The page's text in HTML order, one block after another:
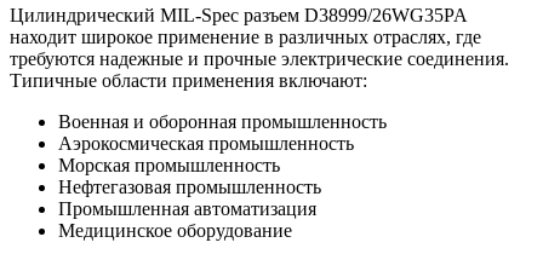
Цилиндрический MIL-Spec разъем D38999/26WG35PA
находит широкое применение в различных отраслях, где
требуются надежные и прочные электрические соединения.
Типичные области применения включают:
Военная и оборонная промышленность
Аэрокосмическая промышленность
Морская промышленность
Нефтегазовая промышленность
Промышленная автоматизация
Медицинское оборудование